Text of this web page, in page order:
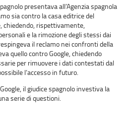
presentava all’Agenzia spagnola
sia contro la casa editrice del
chiedendo, rispettivamente,
e la rimozione degli stessi dai
il reclamo nei confronti della
quello contro Google, chiedendo
per rimuovere i dati contestati dal
l’accesso in futuro.
il giudice spagnolo investiva la
serie di questioni.